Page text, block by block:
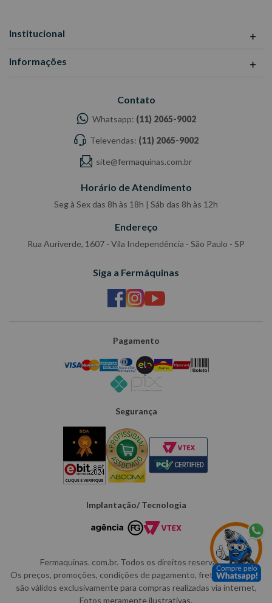
Institucional
Informações
Contato
Whatsapp: (11) 2065-9002
Televendas: (11) 2065-9002
site@fermaquinas.com.br
Horário de Atendimento
Seg à Sex das 8h às 18h | Sáb das 8h às 12h
Endereço
Rua Auriverde, 1607 - Vila Independência - São Paulo - SP
Siga a Fermáquinas
Pagamento
Segurança
Implantação/ Tecnologia
Fermaquinas. com.br. Todos os direitos reservados.
Os preços, promoções, condições de pagamento, frete e produtos
são válidos exclusivamente para compras realizadas via internet,
Fotos meramente ilustrativas.